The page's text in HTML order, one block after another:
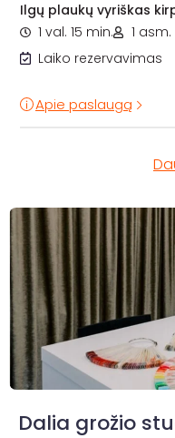
Ilgų plaukų vyriškas
1 val. 15 min.
1 asm.
Laiko rezervavimas
Apie paslaugą
Dalia grožio